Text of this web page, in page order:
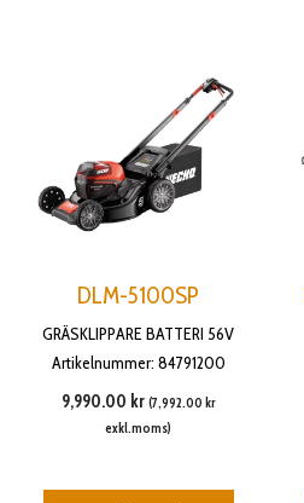
DLM-5100SP
GRÄSKLIPPARE BATTERI 56V
Artikelnummer: 84791200
9,990.00 kr (7,992.00 kr
exkl.moms)